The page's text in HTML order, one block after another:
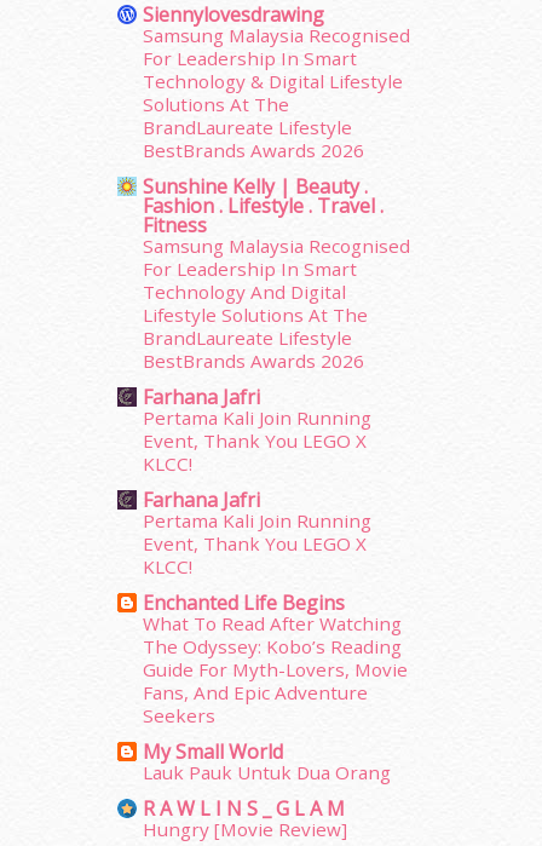
September 2015(29)
(23)
(56)
(49)
(35)
December 2014(23)
November 2014 (26)
(18)
September 2014(56)
August 2014(22)
January 2014(2)
December 2013(15)
November 2013(1)
(31)
(155)
(104)
(10)
January 2012(10)
December 2011(16)
November 2011(18)
(5)
Siennylovesdrawing
Samsung Malaysia Recognised
For Leadership In Smart
Technology & Digital Lifestyle
Solutions At The
BrandLaureate Lifestyle
BestBrands Awards 2026
Sunshine Kelly | Beauty .
Fashion . Lifestyle . Travel .
Fitness
Samsung Malaysia Recognised
For Leadership In Smart
Technology And Digital
Lifestyle Solutions At The
BrandLaureate Lifestyle
BestBrands Awards 2026
Farhana Jafri
Pertama Kali Join Running
Event, Thank You LEGO X
KLCC!
Farhana Jafri
Pertama Kali Join Running
Event, Thank You LEGO X
KLCC!
Enchanted Life Begins
What To Read After Watching
The Odyssey: Kobo’s Reading
Guide For Myth-Lovers, Movie
Fans, And Epic Adventure
Seekers
My Small World
Lauk Pauk Untuk Dua Orang
R A W L I N S _ G L A M
Hungry [Movie Review]